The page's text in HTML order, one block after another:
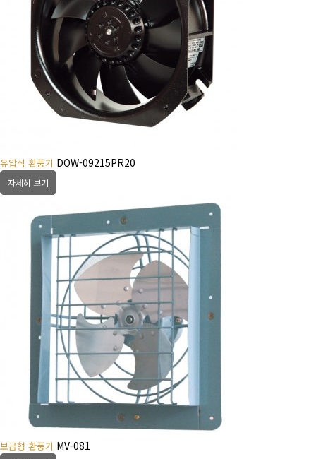
유압식 환풍기 DOW-09215PR20
자세히 보기
보급형 환풍기 MV-081